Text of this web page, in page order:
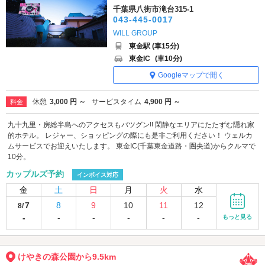
千葉県八街市滝台315-1
043-445-0017
WILL GROUP
東金駅 (車15分)
東金IC (車10分)
Googleマップで開く
料金 休憩 3,000 円 ～ サービスタイム 4,900 円 ～
九十九里・房総半島へのアクセスもバツグン!! 閑静なエリアにたたずむ隠れ家
的ホテル。 レジャー、ショッピングの際にも是非ご利用ください！ ウェルカ
ムサービスでお迎えいたします。 東金IC(千葉東金道路・圏央道)からクルマで
10分。
カップルズ予約 インボイス対応
金 土 日 月 火 水
8/7
-
8
-
9
-
10
-
11
-
12
-
もっと見る
けやきの森公園から9.5km